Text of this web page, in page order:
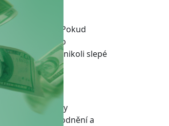
doporučení. Pokud
a logiku za tímto
porozumění, nikoli slepé
by vám nikdy
řádného odůvodnění a